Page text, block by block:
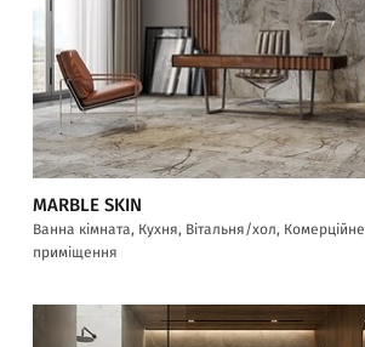
MARBLE SKIN
Ванна кімната, Кухня, Вітальня/хол, Комерційне
приміщення